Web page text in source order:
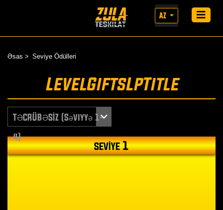
AZ
Əsas Seviye Ödülleri
LevelGiftsLpTitle
TƏCRÜBƏSİZ (Səviyyə 1-
4)
SEVİYE1